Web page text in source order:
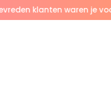
klanten waren je voor